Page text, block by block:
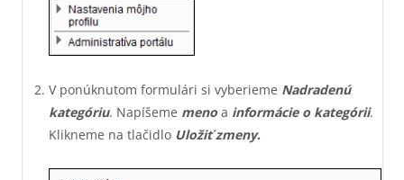
V ponúknutom formulári si vyberieme Nadradenú
kategóriu. Napíšeme menoa informácie o kategórii.
Klikneme na tlačidlo Uložiť zmeny.